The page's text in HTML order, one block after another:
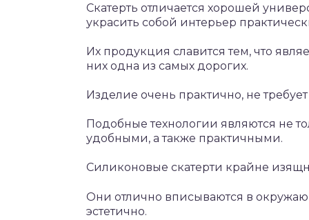
Скатерть отличается хорошей
украсить собой интерьер
Их продукция славится тем, что
них одна из самых дорогих.
Изделие очень практично, не
Подобные технологии являются не
удобными, а также практичными.
Силиконовые скатерти крайне
Они отлично вписываются в
эстетично.